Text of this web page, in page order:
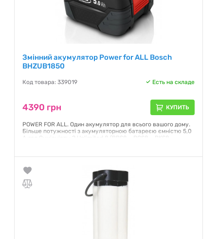
Змінний акумулятор Power for ALL Bosch
BHZUB1850
Код товара: 339019 Есть на складе
4390 грн КУПИТЬ
POWER FOR ALL. Один акумулятор для всього вашого дому.
Більше потужності з акумуляторною батареєю ємністю 5,0
А·год Сумісність: З Unlimited 8 (BBS8…, BCS8…, BKS8…,
BSS6…) Вага нетто: 0.7 кг
Гарантия: